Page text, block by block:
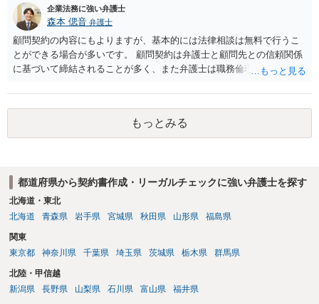
ないこと。 ・利用規約・免責条項では、①講師は旅行業者ではなく運
送・宿泊等のサービス提供者とは独立した立場であること、②参加者
の移動・アクティビティ参加は自己の判断と責任によること、③講師
の故意・重大な過失を除く範囲で事故等についての責任を限定するこ
とを明示すること。 この辺りは意識して書類等を作成された方がよろ
しいかと思います。 公開の場で個別具体的な内容に従って回答するの
にも限界がありますので、資料などを持参の上、弁護士の相談される
ことをお勧めします。
企業法務に強い弁護士
森本 偲音 弁護士
顧問契約の内容にもよりますが、基本的には法律相談は無料で行うこ
とができる場合が多いです。 顧問契約は弁護士と顧問先との信頼関係
に基づいて締結されることが多く、また弁護士は職務倫理上誠実に職
といった理由で真剣に回答しないということはございません。 仮にそ
ういった弁護士がいる場合は、その方個人の問題になりますが、顧問
先から顧問契約を打ち切られたり、場合によっては懲戒請求を 受ける
といったことになろうかと存じます。 以上ご参考までに。
もっとみる
都道府県から契約書作成・リーガルチェックに強い弁護士を探す
北海道・東北
北海道
青森県 岩手県 宮城県 秋田県 山形県 福島県
関東
東京都
神奈川県 千葉県 埼玉県 茨城県 栃木県 群馬県
北陸・甲信越
新潟県
長野県 山梨県 石川県 富山県 福井県